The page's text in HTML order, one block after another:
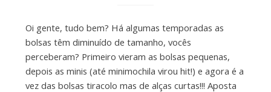
Oi gente, tudo bem? Há algumas temporadas as
bolsas têm diminuído de tamanho, vocês
perceberam? Primeiro vieram as bolsas pequenas,
depois as minis (até minimochila virou hit!) e agora é a
vez das bolsas tiracolo mas de alças curtas!!! Aposta